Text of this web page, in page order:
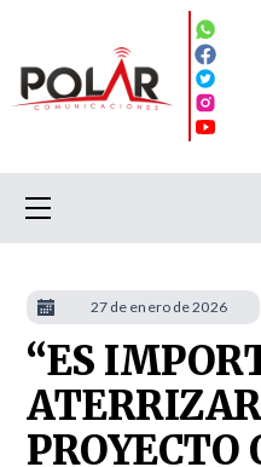
“ES
PROYECTO
27 de enero de 2026